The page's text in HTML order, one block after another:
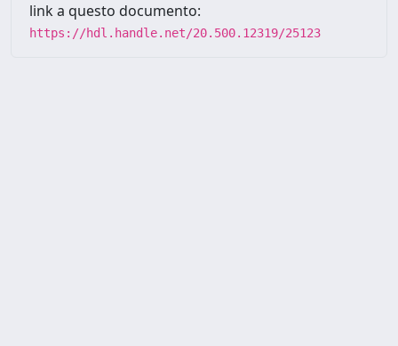
link a questo documento:
https://hdl.handle.net/20.500.12319/25123